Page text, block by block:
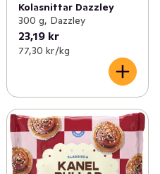
Kolasnittar Dazzley
300 g, Dazzley
23,19 kr
77,30 kr /kg